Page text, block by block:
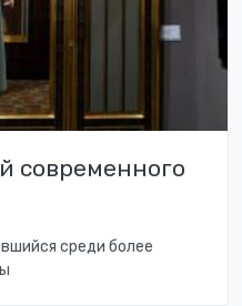
современного
среди более